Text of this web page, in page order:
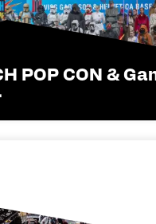
POP CON &